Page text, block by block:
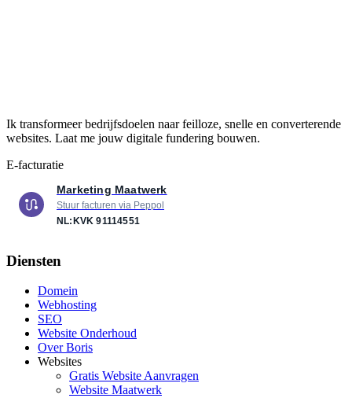
Ik transformeer bedrijfsdoelen naar feilloze, snelle en converterende
websites. Laat me jouw digitale fundering bouwen.
E-facturatie
Marketing Maatwerk
Stuur facturen via Peppol
NL:KVK 91114551
Diensten
Domein
Webhosting
SEO
Website Onderhoud
Over Boris
Websites
Gratis Website Aanvragen
Website Maatwerk